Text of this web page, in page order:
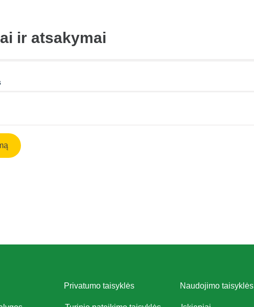
ir atsakymai
Privatumo taisyklės Naudojimo taisyklės